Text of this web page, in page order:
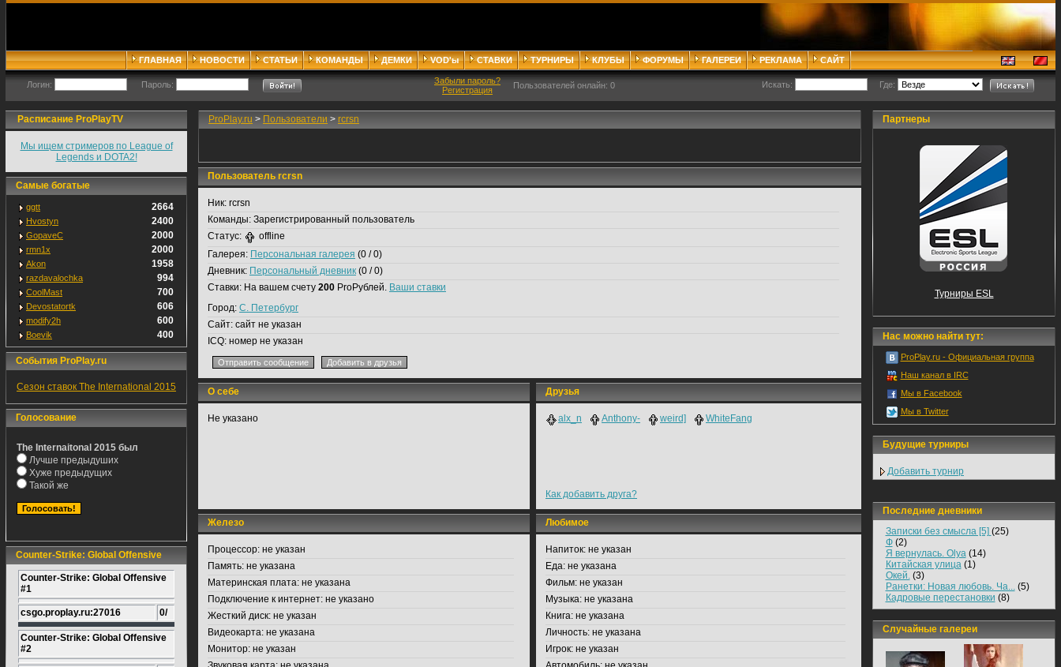
ГЛАВНАЯ НОВОСТИ СТАТЬИ КОМАНДЫ ДЕМКИ VOD'ы СТАВКИ ТУРНИРЫ КЛУБЫ ФОРУМЫ ГАЛЕРЕИ РЕКЛАМА САЙТ
Логин: Пароль:
Забыли пароль?
Регистрация
Пользователей онлайн: 0 Искать: Где:
Расписание ProPlayTV
Мы ищем стримеров по League of
Legends и DOTA2!
Самые богатые
ggtt 2664
Hvostyn 2400
GopaveC 2000
rmn1x 2000
Akon 1958
razdavalochka 994
CoolMast 700
Devostatortk 606
modify2h 600
Boevik 400
События ProPlay.ru
Сезон ставок The International 2015
Голосование
The Internaitonal 2015 был
Лучше предыдуших
Хуже предыдущих
Такой же
Counter-Strike: Global Offensive
Counter-Strike: Global Offensive
#1
csgo.proplay.ru:27016 0/
Counter-Strike: Global Offensive
#2
ProPlay.ru > Пользователи > rcrsn
Пользователь rcrsn
Ник: rcrsn
Команды: Зарегистрированный пользователь
Статус:
offline
Галерея: Персональная галерея (0 / 0)
Дневник: Персональный дневник (0 / 0)
Ставки: На вашем счету 200 ProРублей. Ваши ставки
Город: С. Петербург
Сайт: сайт не указан
ICQ: номер не указан
О себе
Не указано
Друзья
alx_n Anthony- weird] WhiteFаng
Как добавить друга?
Железо
Процессор: не указан
Память: не указана
Материнская плата: не указана
Подключение к интернет: не указано
Жесткий диск: не указан
Видеокарта: не указана
Монитор: не указан
Любимое
Напиток: не указан
Еда: не указана
Фильм: не указан
Музыка: не указана
Книга: не указана
Личность: не указана
Игрок: не указан
Партнеры
Турниры ESL
Нас можно найти тут:
ProPlay.ru - Официальная группа
Наш канал в IRC
Мы в Facebook
Мы в Twitter
Будущие турниры
Добавить турнир
Последние дневники
Записки без смысла [5] (25)
Ф(2)
Я вернулась. Olya(14)
Китайская улица(1)
Окей.(3)
Ранетки: Новая любовь. Ча...(5)
Кадровые перестановки (8)
Случайные галереи